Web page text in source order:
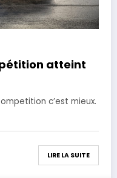
atteint
c’est mieux.
LIRE LA SUITE